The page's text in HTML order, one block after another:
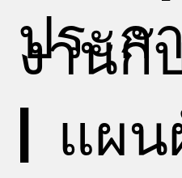
ประก
งานกั
| แผน